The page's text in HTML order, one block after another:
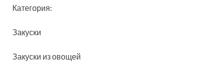
Категория:
Закуски
Закуски из овощей